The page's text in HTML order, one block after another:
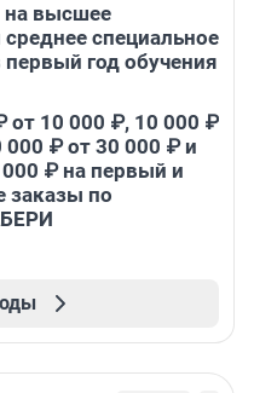
на высшее
специальное
год обучения
от 10 000 ₽, 10 000 ₽
000 ₽ от 30 000 ₽ и
₽ на первый и
заказы по